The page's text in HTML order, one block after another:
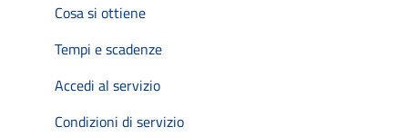
Cosa si ottiene
Tempi e scadenze
Accedi al servizio
Condizioni di servizio